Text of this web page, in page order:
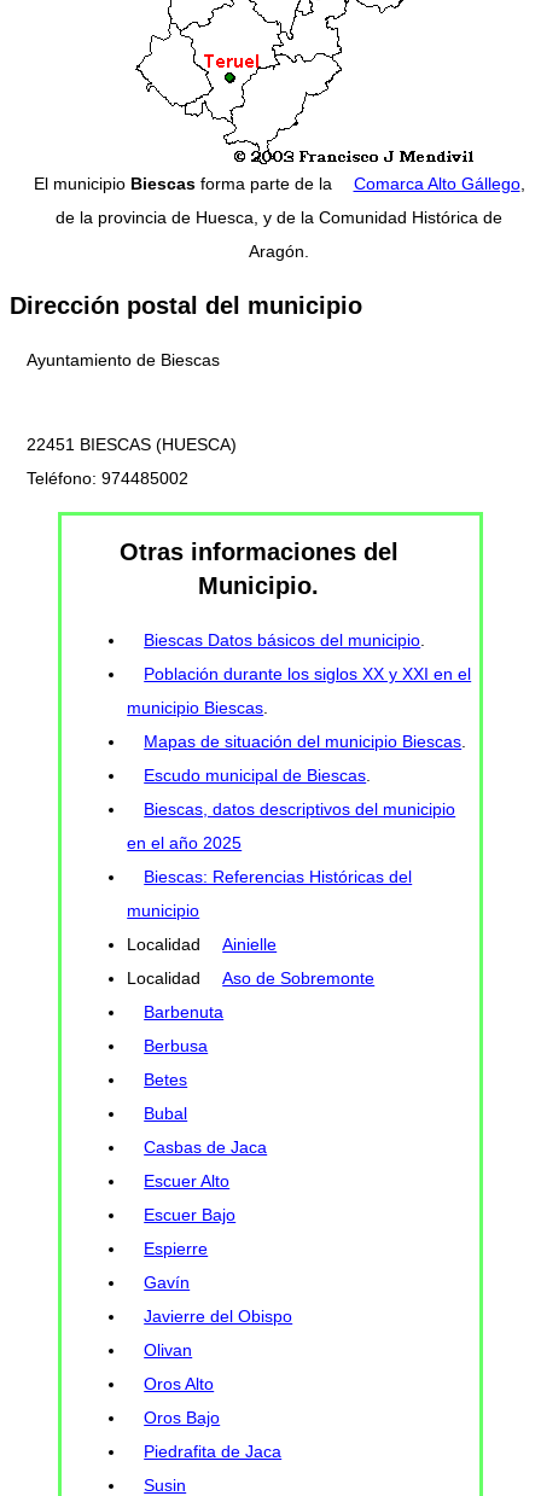
El municipio Biescasforma parte de la Comarca Alto Gállego,
de la provincia de Huesca, y de la Comunidad Histórica de
Aragón.
Dirección postal del municipio
Ayuntamiento de Biescas
22451 BIESCAS (HUESCA)
Teléfono: 974485002
Otras informaciones del
Municipio.
Biescas Datos básicos del municipio
Población durante los siglos XX y XXI en el
municipio Biescas
Mapas de situación del municipio Biescas
Escudo municipal de Biescas
Biescas, datos descriptivos del municipio
en el año 2025
Biescas: Referencias Históricas del
municipio
Localidad
Ainielle
Localidad
Aso de Sobremonte
Barbenuta
Berbusa
Betes
Bubal
Casbas de Jaca
Escuer Alto
Escuer Bajo
Espierre
Gavín
Javierre del Obispo
Olivan
Oros Alto
Oros Bajo
Piedrafita de Jaca
Susin